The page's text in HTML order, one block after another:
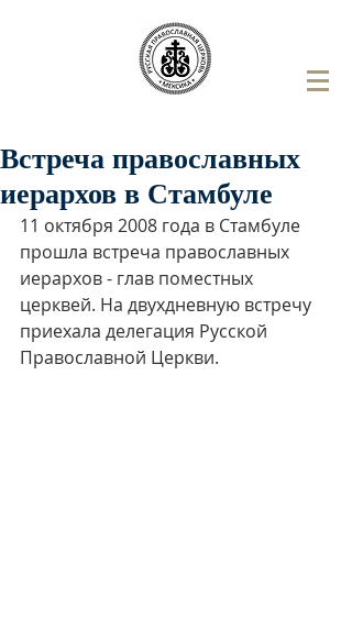
Встреча православных
иерархов в Стамбуле
11 октября 2008 года в Стамбуле
прошла встреча православных
иерархов - глав поместных
церквей. На двухдневную встречу
приехала делегация Русской
Православной Церкви.